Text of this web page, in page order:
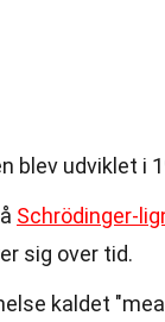
blev udviklet i
Schrödinger-
sig over tid.
kaldet